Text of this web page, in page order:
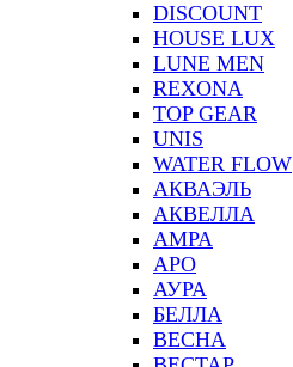
DISCOUNT
HOUSE LUX
LUNE MEN
REXONA
TOP GEAR
UNIS
WATER FLOW
АКВАЭЛЬ
АКВЕЛЛА
АМРА
АРО
АУРА
БЕЛЛА
ВЕСНА